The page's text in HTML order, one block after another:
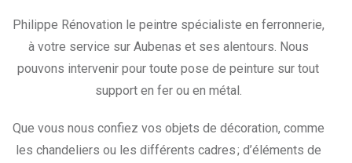
Philippe Rénovation le peintre spécialiste en ferronnerie,
à votre service sur Aubenas et ses alentours. Nous
pouvons intervenir pour toute pose de peinture sur tout
support en fer ou en métal.
Que vous nous confiez vos objets de décoration, comme
les chandeliers ou les différents cadres ; d’éléments de